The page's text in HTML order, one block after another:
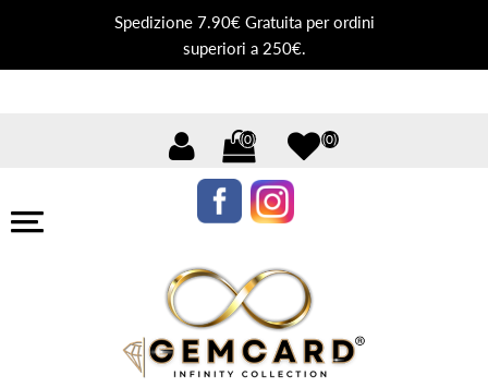
Spedizione 7.90€ Gratuita per ordini
superiori a 250€.
(0) (0)